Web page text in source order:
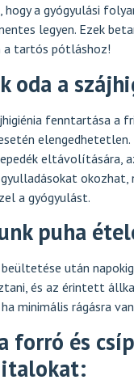
hogy a gyógyulási
legyen. Ezek
a tartós pótláshoz!
oda a
fenntartása a
elengedhetetlen.
eltávolítására,
okozhat,
a gyógyulást.
puha
után
és az érintett
minimális rágásra
forró és